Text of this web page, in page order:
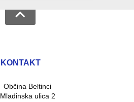
KONTAKT
Občina Beltinci
Mladinska ulica 2